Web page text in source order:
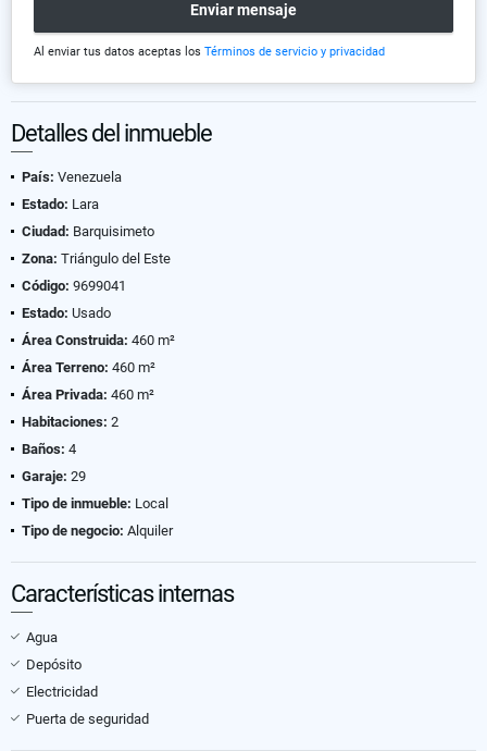
Enviar mensaje
Al enviar tus datos aceptas los Términos de servicio y privacidad
Detalles del inmueble
País: Venezuela
Estado: Lara
Ciudad: Barquisimeto
Zona: Triángulo del Este
Código: 9699041
Estado: Usado
Área Construida: 460 m²
Área Terreno: 460 m²
Área Privada: 460 m²
Habitaciones: 2
Baños: 4
Garaje: 29
Tipo de inmueble: Local
Tipo de negocio: Alquiler
Características internas
Agua
Depósito
Electricidad
Puerta de seguridad